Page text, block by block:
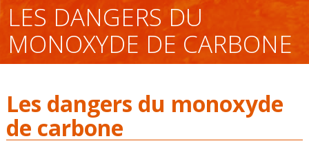
LES DANGERS DU
MONOXYDE DE CARBONE
Les dangers du monoxyde
de carbone